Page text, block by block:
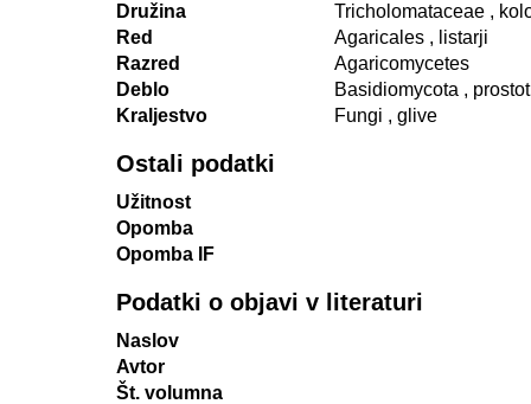
Družina
Tricholomataceae ,
Red
Agaricales , listarji
Razred
Agaricomycetes
Deblo
Basidiomycota ,
Kraljestvo
Fungi , glive
Ostali podatki
Užitnost
Opomba
Opomba IF
Podatki o objavi v literaturi
Naslov
Avtor
Št. volumna